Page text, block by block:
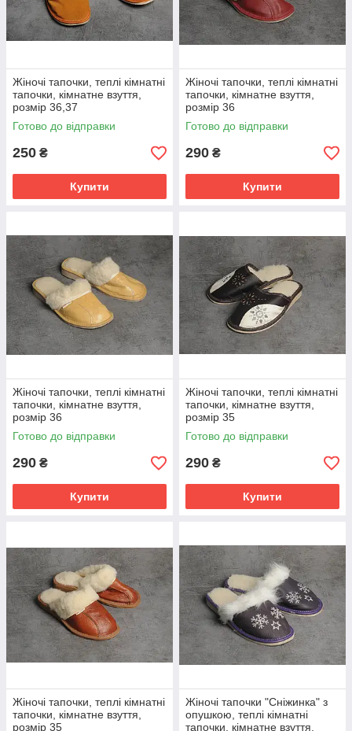
Жіночі тапочки, теплі кімнатні
тапочки, кімнатне взуття,
розмір 36,37
Готово до відправки
250 ₴
Купити
Жіночі тапочки, теплі кімнатні
тапочки, кімнатне взуття,
розмір 36
Готово до відправки
290 ₴
Купити
Жіночі тапочки, теплі кімнатні
тапочки, кімнатне взуття,
розмір 36
Готово до відправки
290 ₴
Купити
Жіночі тапочки, теплі кімнатні
тапочки, кімнатне взуття,
розмір 35
Готово до відправки
290 ₴
Купити
Жіночі тапочки, теплі кімнатні
тапочки, кімнатне взуття,
розмір 35
Жіночі тапочки "Сніжинка" з
опушкою, теплі кімнатні
тапочки, кімнатне взуття,